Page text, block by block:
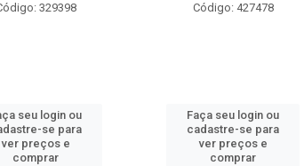
329398
seu login ou
se para
ver preços e
comprar
Código: 427478
Faça seu login ou
cadastre-se para
ver preços e
comprar